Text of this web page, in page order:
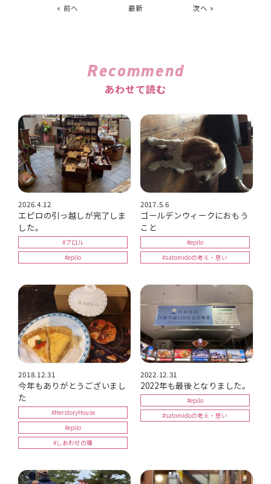
« 前へ 最新 次へ »
Recommend
あわせて読む
2026.4.12
エピロの引っ越しが完了しま
した。
#プロル
#epilo
2017.5.6
ゴールデンウィークにおもう
こと
#epilo
#satomidoの考え・思い
2018.12.31
今年もありがとうございまし
た
#HerstoryHouse
#epilo
#しあわせの種
2022.12.31
2022年も最後となりました。
#epilo
#satomidoの考え・思い